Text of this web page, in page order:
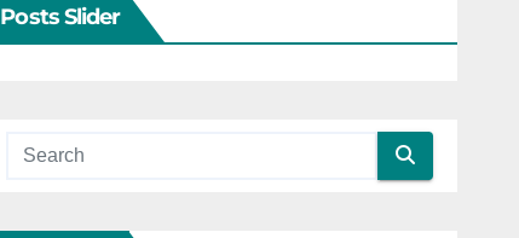
Posts Slider